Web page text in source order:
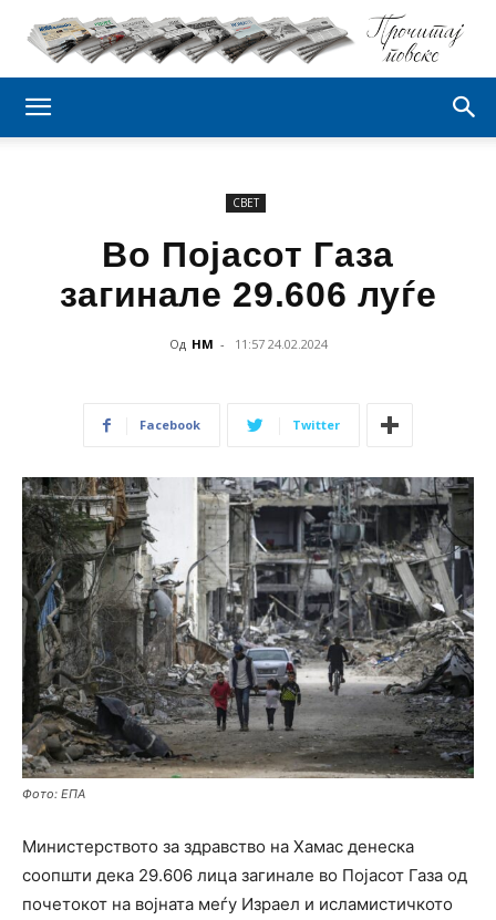
СВЕТ
Во Појасот Газа
загинале 29.606 луѓе
Од НМ - 11:57 24.02.2024
Facebook Twitter
Фото: ЕПА
Министерството за здравство на Хамас денеска
соопшти дека 29.606 лица загинале во Појасот Газа од
почетокот на војната меѓу Израел и исламистичкото